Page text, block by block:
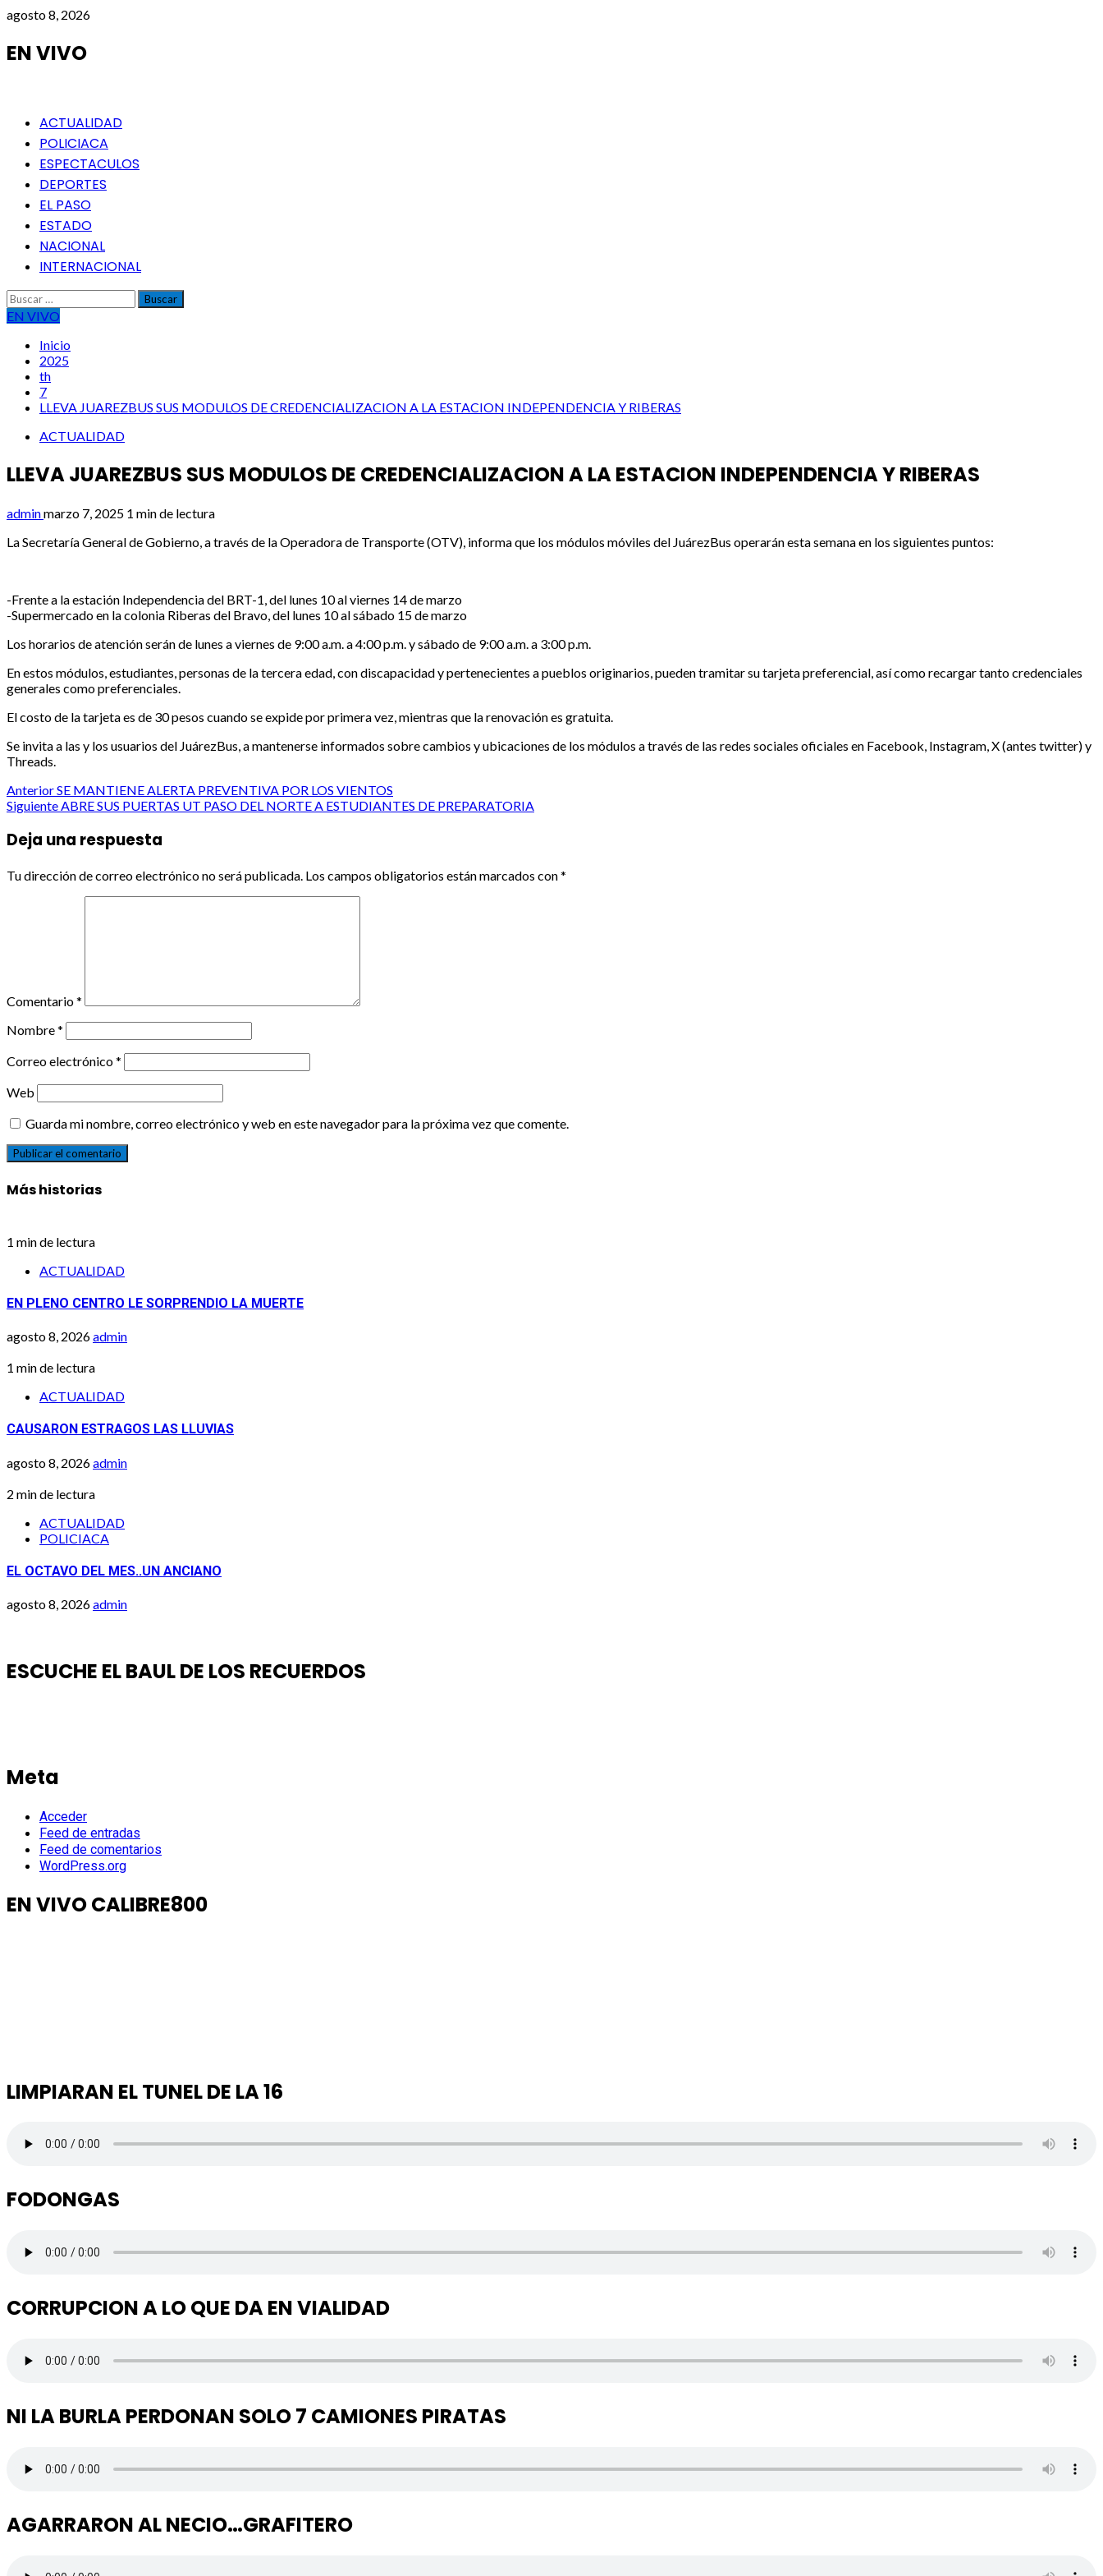
Saltar
contenido
agosto 8, 2026
EN VIVO
Menú
principal
ACTUALIDAD
POLICIACA
ESPECTACULOS
DEPORTES
EL PASO
ESTADO
NACIONAL
INTERNACIONAL
Buscar:
EN VIVO
Inicio
2025
th
7
LLEVA JUAREZBUS SUS MODULOS DE CREDENCIALIZACION A LA ESTACION INDEPENDENCIA Y RIBERAS
ACTUALIDAD
LLEVA JUAREZBUS SUS MODULOS DE CREDENCIALIZACION A LA ESTACION INDEPENDENCIA Y RIBERAS
adminmarzo 7, 2025 1 min de lectura
La Secretaría General de Gobierno, a través de la Operadora de Transporte (OTV), informa que los módulos móviles del JuárezBus operarán esta semana en los siguientes puntos:
-Frente a la estación Independencia del BRT-1, del lunes 10 al viernes 14 de marzo
-Supermercado en la colonia Riberas del Bravo, del lunes 10 al sábado 15 de marzo
Los horarios de atención serán de lunes a viernes de 9:00 a.m. a 4:00 p.m. y sábado de 9:00 a.m. a 3:00 p.m.
En estos módulos, estudiantes, personas de la tercera edad, con discapacidad y pertenecientes a pueblos originarios, pueden tramitar su tarjeta preferencial, así como recargar tanto credenciales
generales como preferenciales.
El costo de la tarjeta es de 30 pesos cuando se expide por primera vez, mientras que la renovación es gratuita.
Se invita a las y los usuarios del JuárezBus, a mantenerse informados sobre cambios y ubicaciones de los módulos a través de las redes sociales oficiales en Facebook, Instagram, X (antes twitter) y
Threads.
Post
AnteriorSE MANTIENE ALERTA PREVENTIVA POR LOS VIENTOS
Siguiente ABRE SUS PUERTAS UT PASO DEL NORTE A ESTUDIANTES DE PREPARATORIA
Deja una respuesta
Tu dirección de correo electrónico no será publicada. Los campos obligatorios están marcados con*
Comentario*
Nombre*
Correo electrónico*
Web
Guarda mi nombre, correo electrónico y web en este navegador para la próxima vez que comente.
Más historias
1 min de lectura
ACTUALIDAD
EN PLENO CENTRO LE SORPRENDIO LA MUERTE
agosto 8, 2026admin
1 min de lectura
ACTUALIDAD
CAUSARON ESTRAGOS LAS LLUVIAS
agosto 8, 2026admin
2 min de lectura
ACTUALIDAD
POLICIACA
EL OCTAVO DEL MES..UN ANCIANO
agosto 8, 2026admin
ESCUCHE EL BAUL DE LOS RECUERDOS
Meta
Acceder
Feed de entradas
Feed de comentarios
WordPress.org
EN VIVO CALIBRE800
LIMPIARAN EL TUNEL DE LA 16
FODONGAS
CORRUPCION A LO QUE DA EN VIALIDAD
NI LA BURLA PERDONAN SOLO 7 CAMIONES PIRATAS
AGARRARON AL NECIO…GRAFITERO